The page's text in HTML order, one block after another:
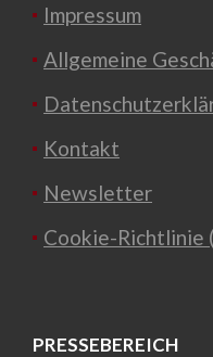
Impressum
Allgemeine
Kontakt
Newsletter
Cookie-Richtlinie
PRESSEBEREICH